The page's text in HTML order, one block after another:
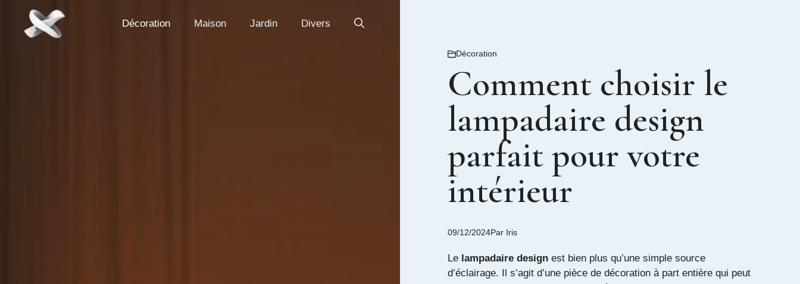
contenu
Décoration Maison Jardin Divers
Décoration
Comment choisir le
lampadaire design
parfait pour votre
intérieur
09/12/2024Par Iris
Le lampadaire design est bien plus qu’une simple source
d’éclairage. Il s’agit d’une pièce de décoration à part entière qui peut